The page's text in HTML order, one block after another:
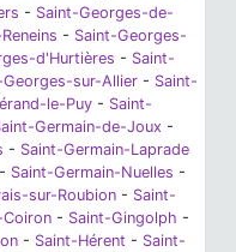
- Saint-Georges-de-
- Saint-Georges-
d'Hurtières - Saint-
Georges-sur-Allier - Saint-
le-Puy - Saint-
Germain-de-Joux -
- Saint-Germain-Laprade
- Saint-Germain-Nuelles -
sur-Roubion - Saint-
Coiron - Saint-Gingolph -
- Saint-Hérent - Saint-